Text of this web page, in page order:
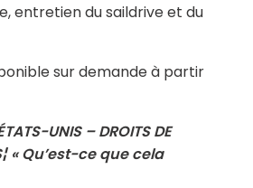
entretien du saildrive et du
sur demande à partir
UNIS – DROITS DE
« Qu’est-ce que cela